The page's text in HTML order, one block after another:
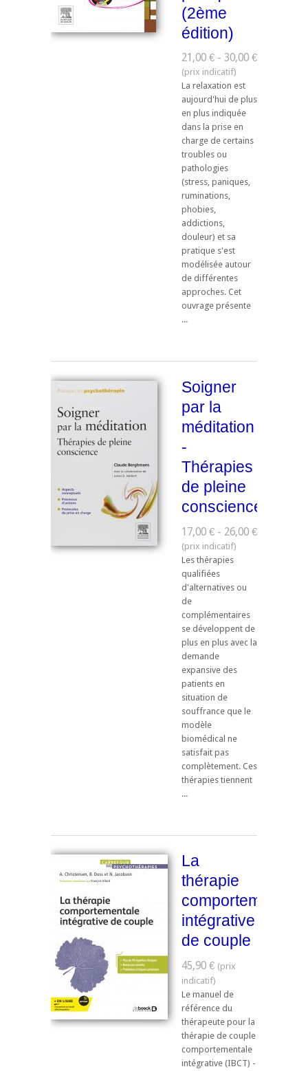
(2ème
édition)
21,00 € - 30,00 €
La relaxation est
aujourd'hui de plus
en plus indiquée
dans la prise en
charge de certains
troubles ou
pathologies
(stress, paniques,
ruminations,
phobies,
addictions,
douleur) et sa
pratique s'est
modélisée autour
de différentes
approches. Cet
ouvrage présente
...
Soigner
par la
méditation
-
Thérapies
de pleine
conscience
17,00 € - 26,00 €
Les thérapies
qualifiées
d'alternatives ou
de
complémentaires
se développent de
plus en plus avec la
demande
expansive des
patients en
situation de
souffrance que le
modèle
biomédical ne
satisfait pas
complètement. Ces
thérapies tiennent
...
La
thérapie
comportementale
intégrative
de couple
45,90 €
Le manuel de
référence du
thérapeute pour la
thérapie de couple
comportementale
intégrative (IBCT) -